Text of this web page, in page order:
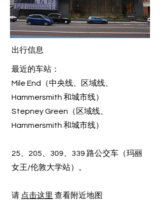
出行信息
最近的车站：
Mile End（中央线、区域线、
Hammersmith 和城市线）
Stepney Green（区域线、
Hammersmith 和城市线）
25、205、309、339 路公交车（玛丽
女王/伦敦大学站）。
请 点击这里 查看附近地图